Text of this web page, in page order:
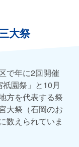
大祭
で年に2回開催
園祭」と10月
方を代表する祭
大祭（石岡のお
数えられていま